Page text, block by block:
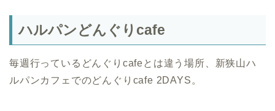
ハルパンどんぐりcafe
毎週行っているどんぐりcafeとは違う場所、新狭山ハ
ルパンカフェでのどんぐりcafe 2DAYS。